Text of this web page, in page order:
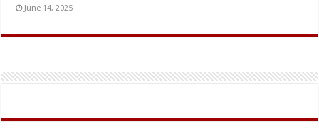
June 14, 2025